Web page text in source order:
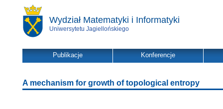
Wydział Matematyki i Informatyki
Uniwersytetu Jagiellońskiego
Publikacje Konferencje
A mechanism for growth of topological entropy